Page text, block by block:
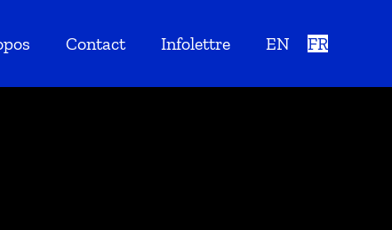
Contact Infolettre EN FR